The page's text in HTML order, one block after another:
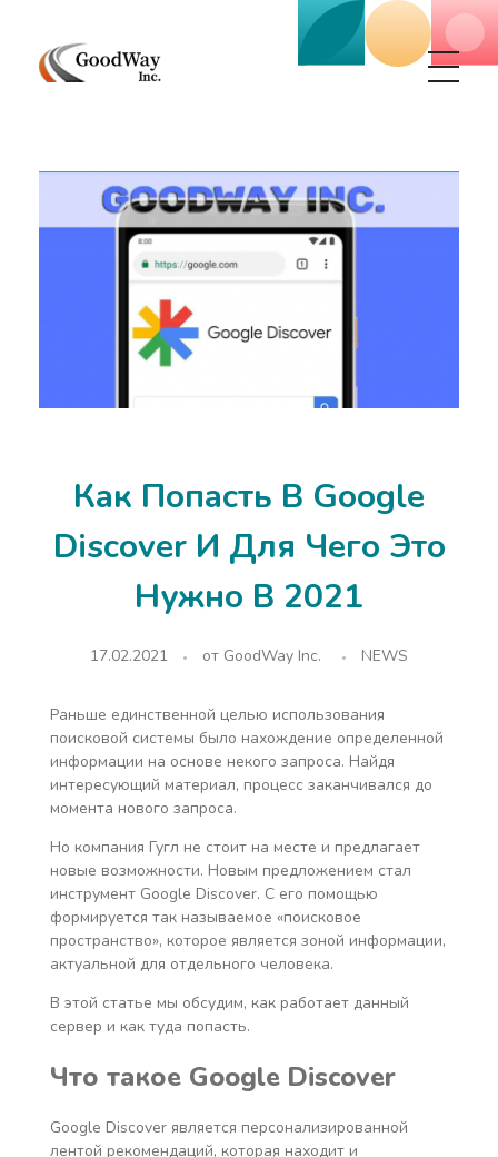
Как Попасть В Google
Discover И Для Чего Это
Нужно В 2021
17.02.2021 от GoodWay Inc. NEWS
Раньше единственной целью использования
поисковой системы было нахождение определенной
информации на основе некого запроса. Найдя
интересующий материал, процесс заканчивался до
момента нового запроса.
Но компания Гугл не стоит на месте и предлагает
новые возможности. Новым предложением стал
инструмент Google Discover. С его помощью
формируется так называемое «поисковое
пространство», которое является зоной информации,
актуальной для отдельного человека.
В этой статье мы обсудим, как работает данный
сервер и как туда попасть.
Что такое Google Discover
Google Discover является персонализированной
лентой рекомендаций, которая находит и